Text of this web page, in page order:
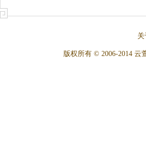
关
版权所有 © 2006-2014 云